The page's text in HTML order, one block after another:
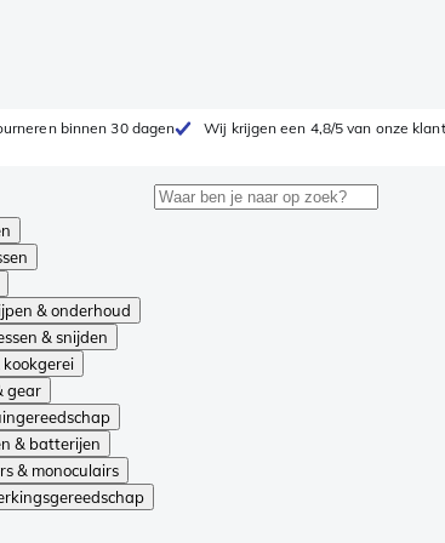
binnen 30 dagen Wij krijgen een 4,8/5 van onze
& onderhoud
& snijden
kookgerei
gear
& batterijen
& monoculairs